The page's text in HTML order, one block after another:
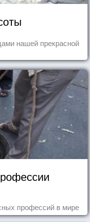
нашей прекрасной
профессий в мире